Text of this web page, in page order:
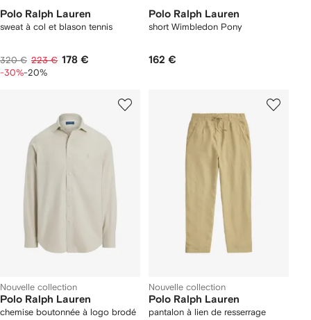
Polo Ralph Lauren
sweat à col et blason tennis
320 € 223 € 178 €
-30%-20%
Polo Ralph Lauren
short Wimbledon Pony
162 €
Nouvelle collection
Polo Ralph Lauren
chemise boutonnée à logo brodé
Nouvelle collection
Polo Ralph Lauren
pantalon à lien de resserrage